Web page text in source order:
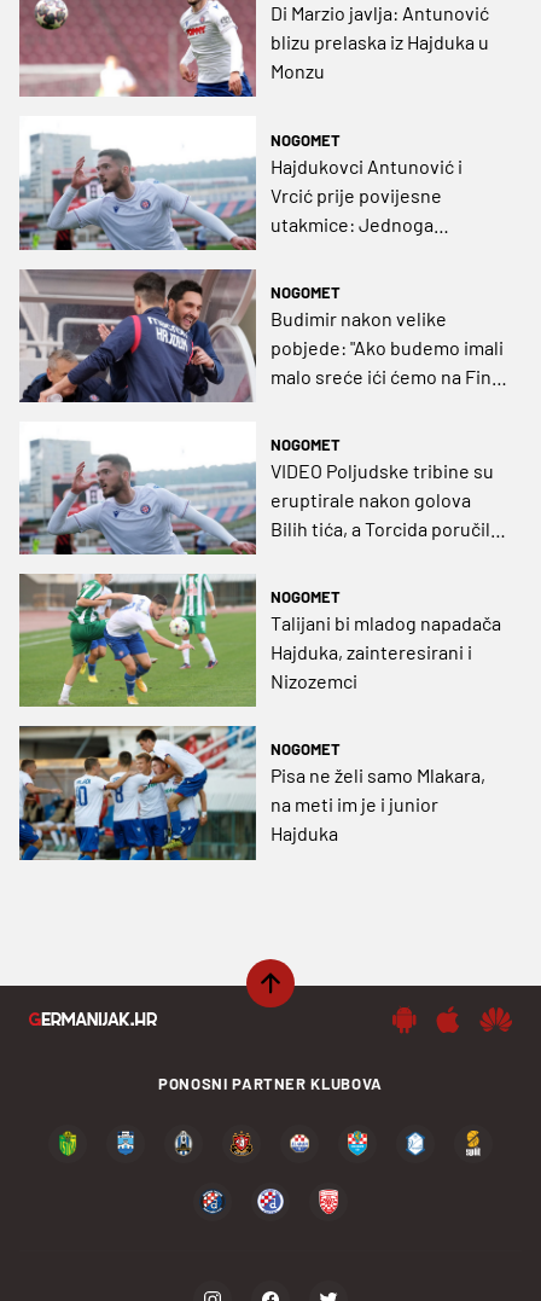
Di Marzio javlja: Antunović
blizu prelaska iz Hajduka u
Monzu
NOGOMET
Hajdukovci Antunović i
Vrcić prije povijesne
utakmice: Jednoga
do finala stići
NOGOMET
Budimir nakon velike
pobjede: "Ako budemo imali
malo sreće ići ćemo na Final
NOGOMET
VIDEO Poljudske tribine su
eruptirale nakon golova
Bilih tića, a Torcida poručila:
NOGOMET
Talijani bi mladog napadača
Hajduka, zainteresirani i
Nizozemci
NOGOMET
Pisa ne želi samo Mlakara,
na meti im je i junior
Hajduka
PONOSNI PARTNER KLUBOVA